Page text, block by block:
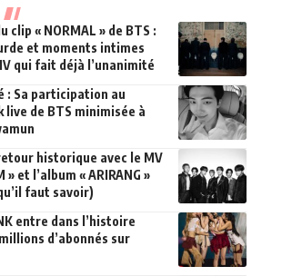
clip « NORMAL » de BTS :
et moments intimes
qui fait déjà l’unanimité
: Sa participation au
live de BTS minimisée à
historique avec le MV
» et l’album « ARIRANG »
faut savoir)
entre dans l’histoire
d’abonnés sur